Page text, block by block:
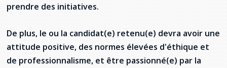
prendre des initiatives.
De plus, le ou la candidat(e) retenu(e) devra avoir une
attitude positive, des normes élevées d'éthique et
de professionnalisme, et être passionné(e) par la